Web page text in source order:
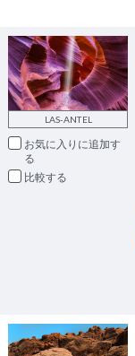
LAS-ANTEL
お気に入りに追加
比較